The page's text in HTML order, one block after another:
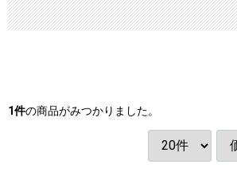
1件の商品がみつかりました。